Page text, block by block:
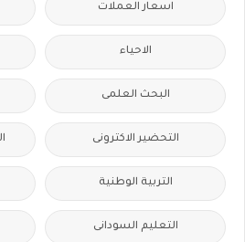
اسعار العملات
الاحياء
البحث العلمى
التحضير الاكترونى
التربية الوطنية
التعليم السودانى